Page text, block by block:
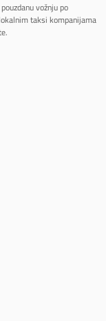
vožnju po
taksi kompanijama